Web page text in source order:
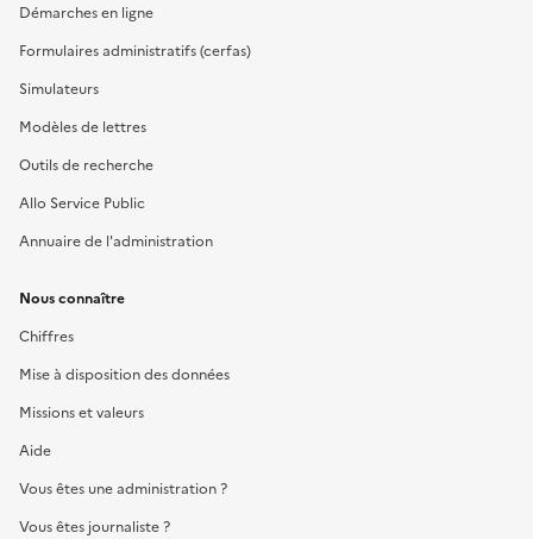
Démarches en ligne
Formulaires administratifs (cerfas)
Simulateurs
Modèles de lettres
Outils de recherche
Allo Service Public
Annuaire de l'administration
Nous connaître
Chiffres
Mise à disposition des données
Missions et valeurs
Aide
Vous êtes une administration ?
Vous êtes journaliste ?